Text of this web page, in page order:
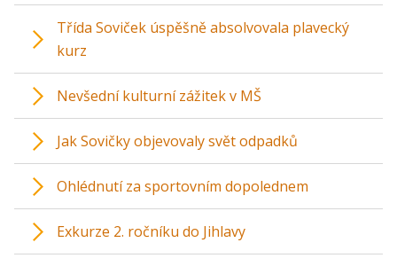
Třída Soviček úspěšně absolvovala plavecký
kurz
Nevšední kulturní zážitek v MŠ
Jak Sovičky objevovaly svět odpadků
Ohlédnutí za sportovním dopolednem
Exkurze 2. ročníku do Jihlavy